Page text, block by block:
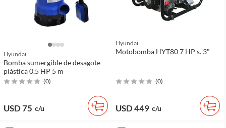
Hyundai
Bomba sumergible de desagote
plástica 0,5 HP 5 m
(0)
USD 75 c/u
Hyundai
Motobomba HYT80 7 HP s. 3"
(0)
USD 449 c/u